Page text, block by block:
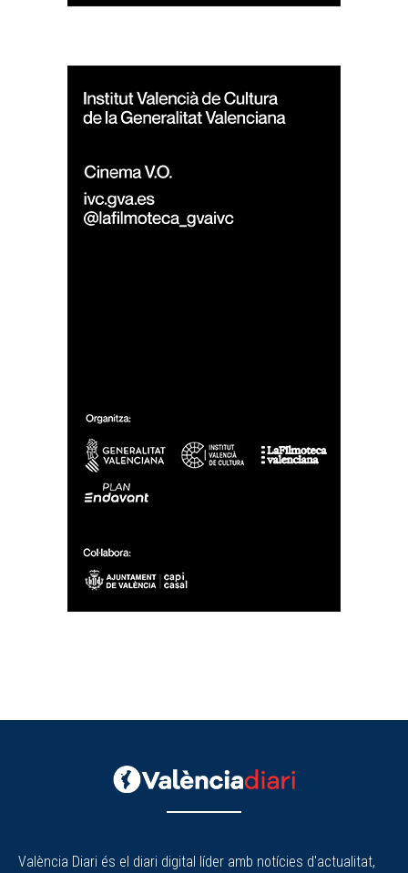
València Diari és el diari digital líder amb notícies d'actualitat,